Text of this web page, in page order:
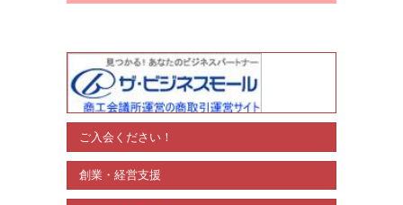
ご入会ください！
創業・経営支援